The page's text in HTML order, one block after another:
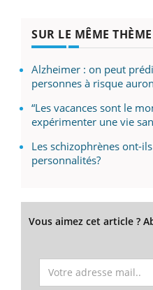
SUR LE MÊME THÈME
Alzheimer : on peut
personnes à risque
“Les vacances sont le
expérimenter une vie
Les schizophrènes ont-
personnalités?
Vous aimez cet article ?